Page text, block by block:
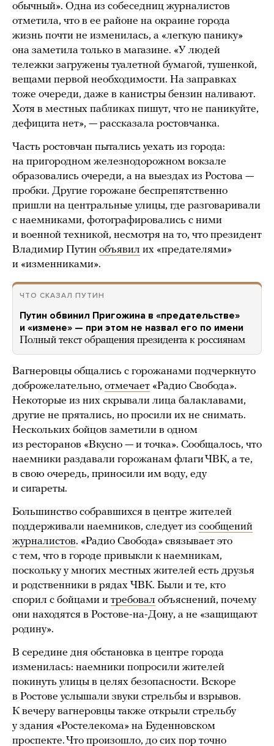
обычный». Одна из собеседниц журналистов
отметила, что в ее районе на окраине города
жизнь почти не изменилась, а «легкую панику»
она заметила только в магазине. «У людей
тележки загружены туалетной бумагой, тушенкой,
вещами первой необходимости. На заправках
тоже очереди, даже в канистры бензин наливают.
Хотя в местных пабликах пишут, что не паникуйте,
дефицита нет», — рассказала ростовчанка.
Часть ростовчан пытались уехать из города:
на пригородном железнодорожном вокзале
образовались очереди, а на выездах из Ростова —
пробки. Другие горожане беспрепятственно
пришли на центральные улицы, где разговаривали
с наемниками, фотографировались с ними
и военной техникой, несмотря на то, что президент
Владимир Путин объявил их «предателями»
и «изменниками».
ЧТО СКАЗАЛ ПУТИН
Путин обвинил Пригожина в «предательстве»
и «измене» — при этом не назвал его по имени
Полный текст обращения президента к россиянам
Вагнеровцы общались с горожанами подчеркнуто
доброжелательно, отмечает «Радио Свобода».
Некоторые из них скрывали лица балаклавами,
другие не прятались, но просили их не снимать.
Нескольких бойцов заметили в одном
из ресторанов «Вкусно — и точка». Сообщалось, что
наемники раздавали горожанам флаги ЧВК, а те,
в свою очередь, приносили им воду, еду
и сигареты.
Большинство собравшихся в центре жителей
поддерживали наемников, следует из сообщений
журналистов. «Радио Свобода» связывает это
с тем, что в городе привыкли к наемникам,
поскольку у многих местных жителей есть друзья
и родственники в рядах ЧВК. Были и те, кто
спорил с бойцами и требовал объяснений, почему
они находятся в Ростове-на-Дону, а не «защищают
родину».
В середине дня обстановка в центре города
изменилась: наемники попросили жителей
покинуть улицы в целях безопасности. Вскоре
в Ростове услышали звуки стрельбы и взрывов.
К вечеру вагнеровцы также открыли стрельбу
у здания «Ростелекома» на Буденновском
проспекте. Что произошло, до сих пор точно